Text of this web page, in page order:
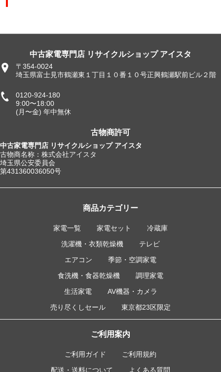
中古家電専門店 リサイクルショップ アイスタ
〒354-0024
埼玉県富士見市鶴瀬東１丁目１０番１０号正興鶴瀬駅前ビル２階
0120-924-180
9:00〜18:00
(月〜金) 年中無休
古物商許可
中古家電専門店 リサイクルショップ アイスタ
古物商名称：株式会社アイスタ
埼玉県公安委員会
第431360036050号
商品カテゴリー
家電一覧 家電セット
冷蔵庫
洗濯機・衣類乾燥機
テレビ
エアコン
季節・空調家電
食洗機・食器乾燥機
調理家電
生活家電
AV機器・カメラ
売り尽くしセール
東京都23区限定
ご利用案内
ご利用ガイド
ご利用規約
配送・送料について
よくある質問